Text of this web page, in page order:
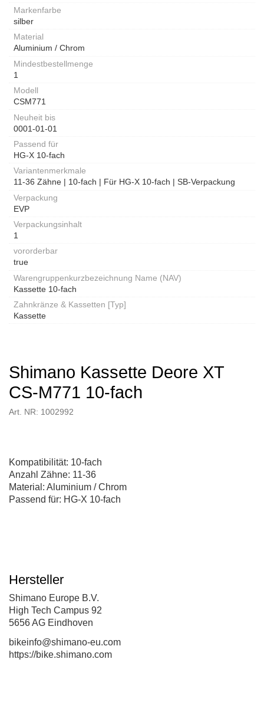
Markenfarbe
silber
Material
Aluminium / Chrom
Mindestbestellmenge
1
Modell
CSM771
Neuheit bis
0001-01-01
Passend für
HG-X 10-fach
Variantenmerkmale
11-36 Zähne | 10-fach | Für HG-X 10-fach | SB-Verpackung
Verpackung
EVP
Verpackungsinhalt
1
vororderbar
true
Warengruppenkurzbezeichnung Name (NAV)
Kassette 10-fach
Zahnkränze & Kassetten [Typ]
Kassette
Shimano Kassette Deore XT
CS-M771 10-fach
Art. NR: 1002992
Kompatibilität: 10-fach
Anzahl Zähne: 11-36
Material: Aluminium / Chrom
Passend für: HG-X 10-fach
Hersteller
Shimano Europe B.V.
High Tech Campus 92
5656 AG Eindhoven
bikeinfo@shimano-eu.com
https://bike.shimano.com